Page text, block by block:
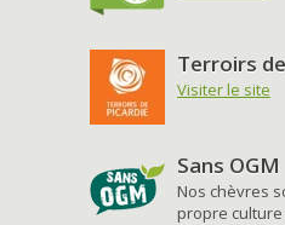
Terroirs
Visiter le site
Sans OGM
Nos chèvres
propre culture